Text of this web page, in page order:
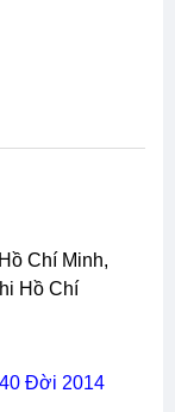
Hồ Chí